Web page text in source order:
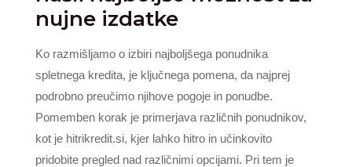
nujne izdatke
Ko razmišljamo o izbiri najboljšega ponudnika
spletnega kredita, je ključnega pomena, da najprej
podrobno preučimo njihove pogoje in ponudbe.
Pomemben korak je primerjava različnih ponudnikov,
kot je hitrikredit.si, kjer lahko hitro in učinkovito
pridobite pregled nad različnimi opcijami. Pri tem je